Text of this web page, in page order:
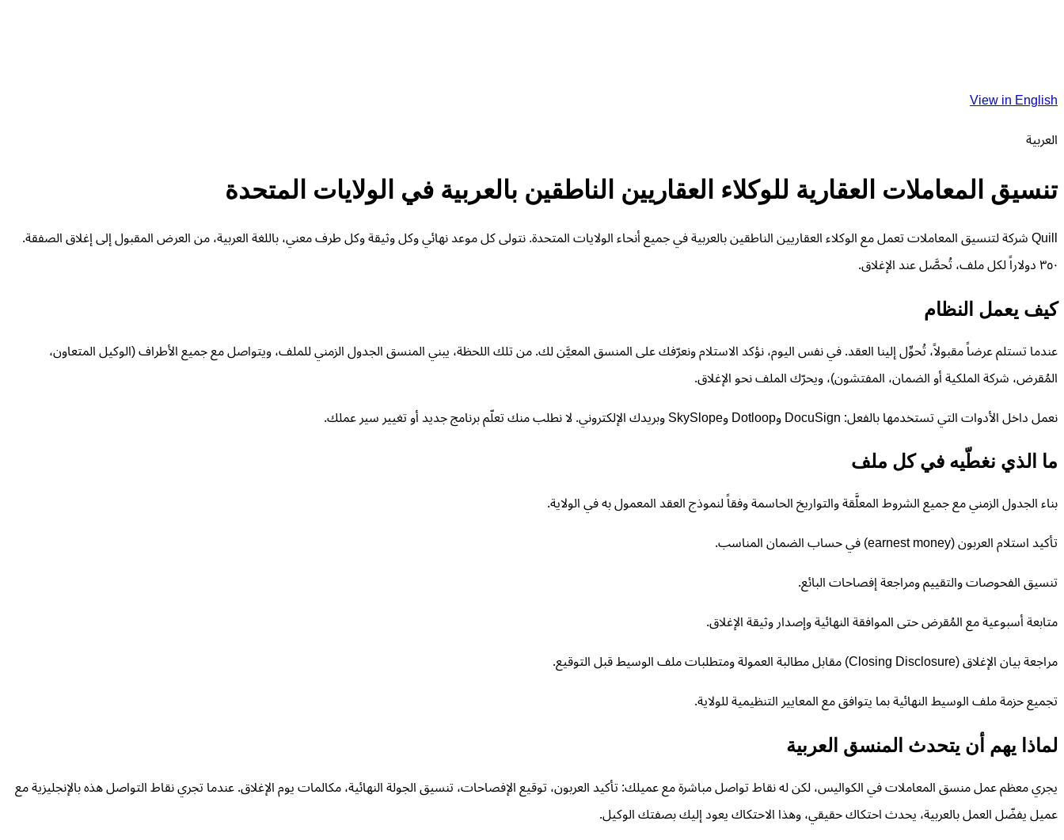
View in English
العربية
تنسيق المعاملات العقارية للوكلاء العقاريين الناطقين بالعربية في الولايات المتحدة
Quill شركة لتنسيق المعاملات تعمل مع الوكلاء العقاريين الناطقين بالعربية في جميع أنحاء الولايات المتحدة. نتولى كل موعد نهائي وكل وثيقة وكل طرف معني، باللغة العربية، من العرض المقبول إلى إغلاق الصفقة.
٣٥٠ دولاراً لكل ملف، تُحصَّل عند الإغلاق.
كيف يعمل النظام
عندما تستلم عرضاً مقبولاً، تُحوِّل إلينا العقد. في نفس اليوم، نؤكد الاستلام ونعرّفك على المنسق المعيَّن لك. من تلك اللحظة، يبني المنسق الجدول الزمني للملف، ويتواصل مع جميع الأطراف (الوكيل المتعاون،
المُقرض، شركة الملكية أو الضمان، المفتشون)، ويحرّك الملف نحو الإغلاق.
نعمل داخل الأدوات التي تستخدمها بالفعل: DocuSign وDotloop وSkySlope وبريدك الإلكتروني. لا نطلب منك تعلّم برنامج جديد أو تغيير سير عملك.
ما الذي نغطّيه في كل ملف
بناء الجدول الزمني مع جميع الشروط المعلَّقة والتواريخ الحاسمة وفقاً لنموذج العقد المعمول به في الولاية.
تأكيد استلام العربون (earnest money) في حساب الضمان المناسب.
تنسيق الفحوصات والتقييم ومراجعة إفصاحات البائع.
متابعة أسبوعية مع المُقرض حتى الموافقة النهائية وإصدار وثيقة الإغلاق.
مراجعة بيان الإغلاق (Closing Disclosure) مقابل مطالبة العمولة ومتطلبات ملف الوسيط قبل التوقيع.
تجميع حزمة ملف الوسيط النهائية بما يتوافق مع المعايير التنظيمية للولاية.
لماذا يهم أن يتحدث المنسق العربية
يجري معظم عمل منسق المعاملات في الكواليس، لكن له نقاط تواصل مباشرة مع عميلك: تأكيد العربون، توقيع الإفصاحات، تنسيق الجولة النهائية، مكالمات يوم الإغلاق. عندما تجري نقاط التواصل هذه بالإنجليزية مع
عميل يفضّل العمل بالعربية، يحدث احتكاك حقيقي، وهذا الاحتكاك يعود إليك بصفتك الوكيل.